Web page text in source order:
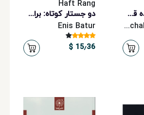
چ‍ه‍ل‌ ق‍ص‍ه‌: گزیده قصه‌های عامیانه ایرانی
Manūchahr Karīmzādah
Haft Rang
دو جستار کوتاه: براک. بارکو: قیچی کردن و نگه‌داشتن
Enis Batur
15٫36 $